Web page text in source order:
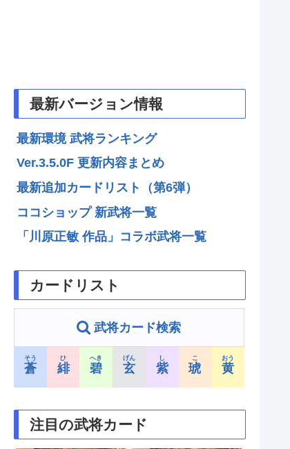
最新バージョン情報
最新環境 武将ランキング
Ver.3.5.0F 更新内容まとめ
最新追加カードリスト（第6弾）
ココショップ 新武将一覧
「川原正敏 作品」コラボ武将一覧
カードリスト
武将カード検索
蒼
そう
緋
ひ
碧
へき
玄
げん
紫
し
琥
こ
黄
おう
注目の武将カード